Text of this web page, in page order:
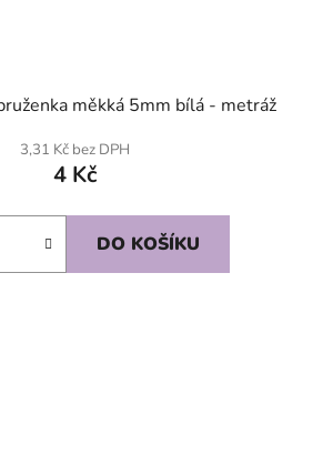
měkká 5mm bílá - metráž
3,31 Kč bez DPH
4 Kč
DO KOŠÍKU